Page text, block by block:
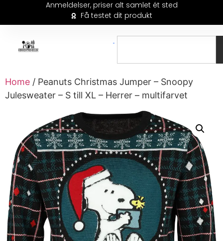
Anmeldelser, priser alt samlet ét sted
Få testet dit produkt
Home / Peanuts Christmas Jumper – Snoopy
Julesweater – S till XL – Herrer – multifarvet